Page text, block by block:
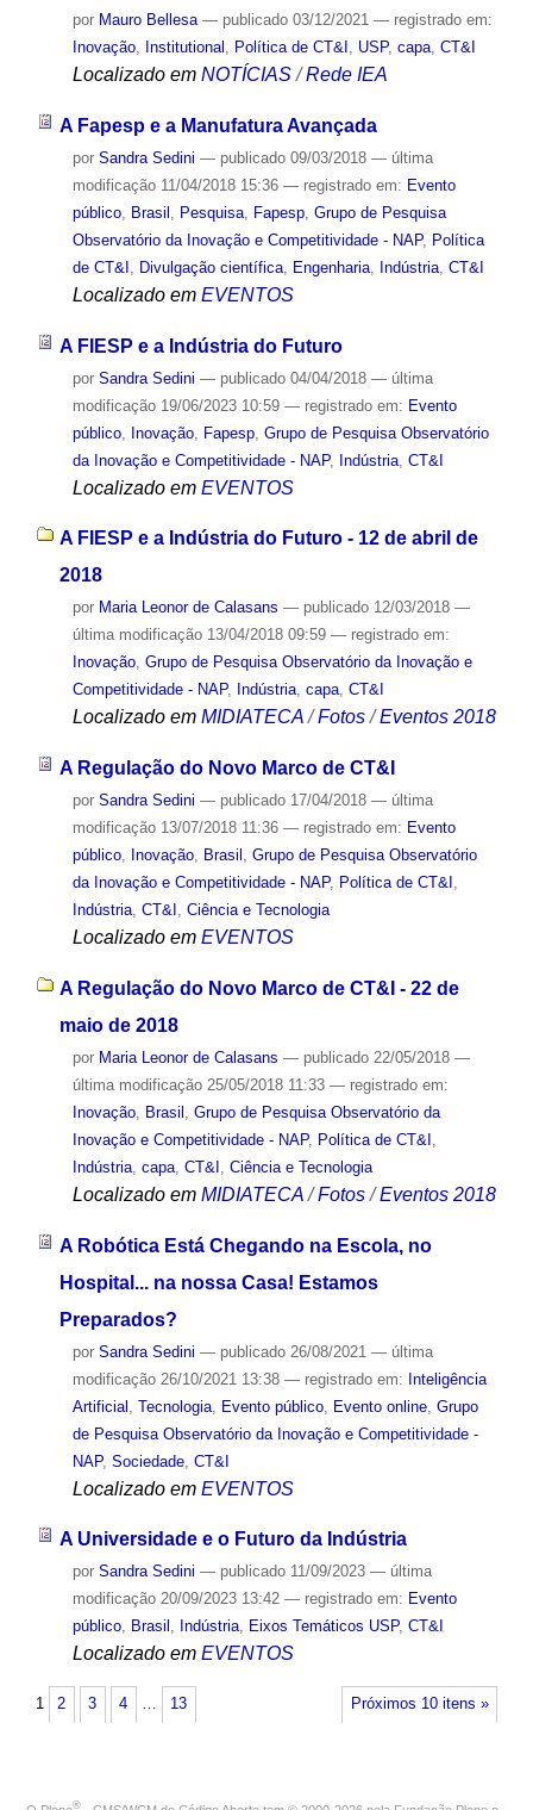
por Mauro Bellesa — publicado03/12/2021 — registrado em:
Inovação, Institutional , Política de CT&I , USP, capa, CT&I
Localizado em NOTÍCIAS /Rede IEA
A Fapesp e a Manufatura Avançada
por Sandra Sedini — publicado09/03/2018 — última
modificação11/04/2018 15:36 — registrado em: Evento
público, Brasil , Pesquisa, Fapesp, Grupo de Pesquisa
Observatório da Inovação e Competitividade - NAP, Política
de CT&I , Divulgação científica, Engenharia, Indústria, CT&I
Localizado em EVENTOS
A FIESP e a Indústria do Futuro
por Sandra Sedini — publicado04/04/2018 — última
modificação19/06/2023 10:59 — registrado em: Evento
público, Inovação, Fapesp, Grupo de Pesquisa Observatório
da Inovação e Competitividade - NAP, Indústria, CT&I
Localizado em EVENTOS
A FIESP e a Indústria do Futuro - 12 de abril de
2018
por Maria Leonor de Calasans — publicado12/03/2018 —
última modificação13/04/2018 09:59 — registrado em:
Inovação, Grupo de Pesquisa Observatório da Inovação e
Competitividade - NAP, Indústria, capa, CT&I
Localizado em MIDIATECA /Fotos /Eventos 2018
A Regulação do Novo Marco de CT&I
por Sandra Sedini — publicado17/04/2018 — última
modificação13/07/2018 11:36 — registrado em: Evento
público, Inovação, Brasil , Grupo de Pesquisa Observatório
da Inovação e Competitividade - NAP, Política de CT&I ,
Indústria, CT&I , Ciência e Tecnologia
Localizado em EVENTOS
A Regulação do Novo Marco de CT&I - 22 de
maio de 2018
por Maria Leonor de Calasans — publicado22/05/2018 —
última modificação25/05/2018 11:33 — registrado em:
Inovação, Brasil
Grupo de Pesquisa Observatório da
Inovação e Competitividade - NAP, Política de CT&I
Indústria, capa, CT&I Ciência e Tecnologia
Localizado em MIDIATECA /Fotos /Eventos 2018
A Robótica Está Chegando na Escola, no
Hospital... na nossa Casa! Estamos
Preparados?
por Sandra Sedini — publicado26/08/2021 — última
modificação26/10/2021 13:38 — registrado em: Inteligência
Artificial Tecnologia, Evento público, Evento online, Grupo
de Pesquisa Observatório da Inovação e Competitividade -
NAP, Sociedade, CT&I
Localizado em EVENTOS
A Universidade e o Futuro da Indústria
por Sandra Sedini — publicado11/09/2023 — última
modificação20/09/2023 13:42 — registrado em: Evento
público, Brasil , Indústria, Eixos Temáticos USP, CT&I
Localizado em EVENTOS
Próximos 10 itens »
1 2 3 4 … 13
®